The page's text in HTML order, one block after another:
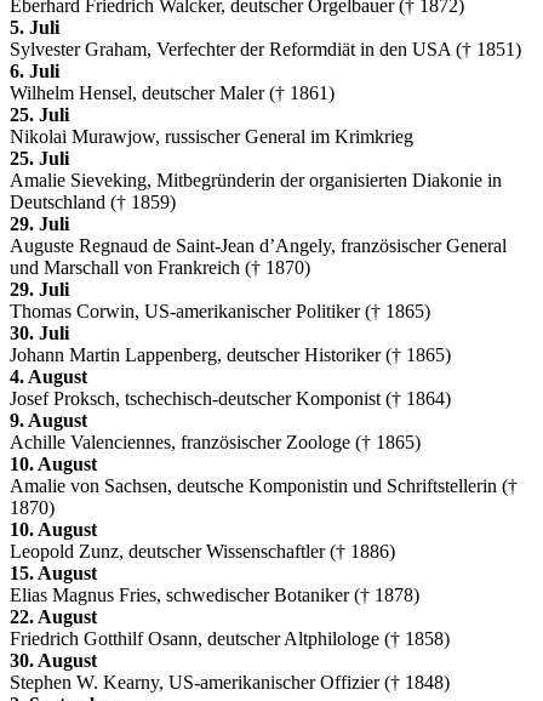
Eberhard Friedrich Walcker, deutscher Orgelbauer († 1872)
5. Juli
Sylvester Graham, Verfechter der Reformdiät in den USA († 1851)
6. Juli
Wilhelm Hensel, deutscher Maler († 1861)
25. Juli
Nikolai Murawjow, russischer General im Krimkrieg
25. Juli
Amalie Sieveking, Mitbegründerin der organisierten Diakonie in
Deutschland († 1859)
29. Juli
Auguste Regnaud de Saint-Jean d’Angely, französischer General
und Marschall von Frankreich († 1870)
29. Juli
Thomas Corwin, US-amerikanischer Politiker († 1865)
30. Juli
Johann Martin Lappenberg, deutscher Historiker († 1865)
4. August
Josef Proksch, tschechisch-deutscher Komponist († 1864)
9. August
Achille Valenciennes, französischer Zoologe († 1865)
10. August
Amalie von Sachsen, deutsche Komponistin und Schriftstellerin (†
1870)
10. August
Leopold Zunz, deutscher Wissenschaftler († 1886)
15. August
Elias Magnus Fries, schwedischer Botaniker († 1878)
22. August
Friedrich Gotthilf Osann, deutscher Altphilologe († 1858)
30. August
Stephen W. Kearny, US-amerikanischer Offizier († 1848)